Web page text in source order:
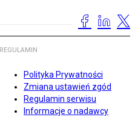
REGULAMIN
Polityka Prywatności
Zmiana ustawień zgód
Regulamin serwisu
Informacje o nadawcy